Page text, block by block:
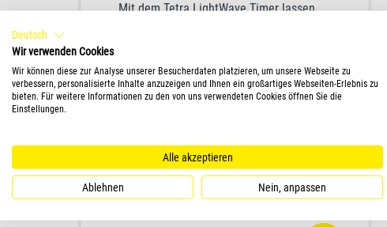
Mit dem Tetra LightWave Timer lassen
Deutsch
Wir verwenden Cookies
Wir können diese zur Analyse unserer Besucherdaten platzieren, um unsere Webseite zu
verbessern, personalisierte Inhalte anzuzeigen und Ihnen ein großartiges Webseiten-Erlebnis zu
bieten. Für weitere Informationen zu den von uns verwendeten Cookies öffnen Sie die
Einstellungen.
Alle akzeptieren
Ablehnen Nein, anpassen